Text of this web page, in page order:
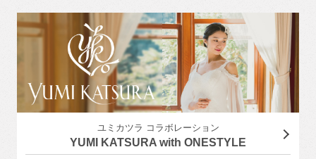
ユミカツラ コラボレーション
YUMI KATSURA with ONESTYLE